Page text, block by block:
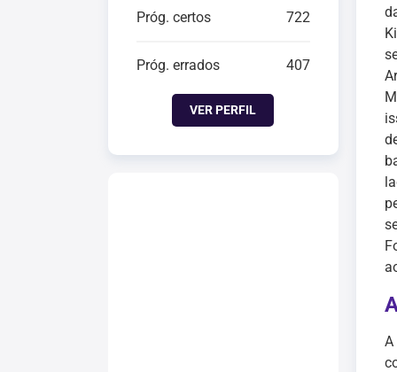
Próg. certos 722
Próg. errados 407
VER PERFIL
A